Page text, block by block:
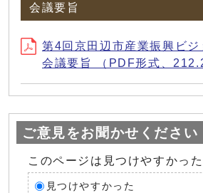
会議要旨
第4回京田辺市産業振興ビジ
会議要旨 （PDF形式、
ご意見をお聞かせください
このページは見つけやすかっ
見つけやすかった